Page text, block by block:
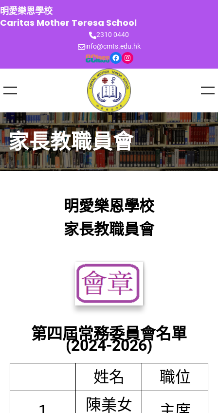
跳
至
主
明愛樂恩學校
Caritas Mother Teresa School
2310 0440
info@cmts.edu.hk
Facebook Instagram
家長教職員會
明愛樂恩學校
家長教職員會
第四屆常務委員會名單
(2024-2026)
姓名
職位
陳美女